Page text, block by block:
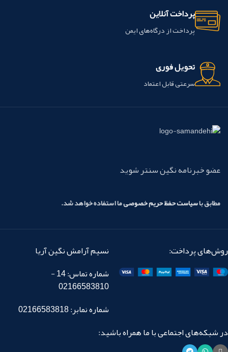
پرداخت آنلاین
پرداخت از درگاه‌های ایمن
تحویل فوری
سرعتی قابل اعتماد
عضو خبرنامه نگین سنتر شوید
مطابق باسیاست حفظ حریم خصوصیما استفاده خواهد شد.
روش‌های پرداخت:
نسیم آرامش نگین آریا
شماره تماس: 14 -
02166583810
شماره نمابر: 02166583818
در شبکه‌های اجتماعی با ما همراه باشید: